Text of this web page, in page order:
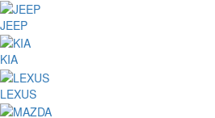
JEEP
KIA
LEXUS